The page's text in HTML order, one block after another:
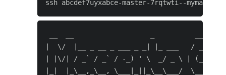
|  \/  |__ _ __ _ ___ _ _| |_ ___   / __|
| |\/| / _` / _` / -_) ' \  _/ _ \ | (__| /
|_|  |_\__,_\__, \___|_||_\__\___/